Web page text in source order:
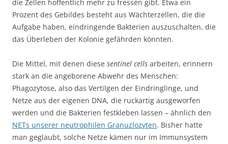
die Zellen hoffentlich mehr zu fressen gibt. Etwa ein
Prozent des Gebildes besteht aus Wächterzellen, die die
Aufgabe haben, eindringende Bakterien auszuschalten, die
das Überleben der Kolonie gefährden könnten.
Die Mittel, mit denen diese sentinel cells arbeiten, erinnern
stark an die angeborene Abwehr des Menschen:
Phagozytose, also das Vertilgen der Eindringlinge, und
Netze aus der eigenen DNA, die ruckartig ausgeworfen
werden und die Bakterien festkleben lassen – ähnlich den
NETs unserer neutrophilen Granuzlozyten. Bisher hatte
man geglaubt, solche Netze kämen nur im Immunsystem